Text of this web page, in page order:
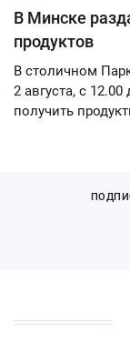
В Минске
продуктов
В столичном
2 августа, с
получить